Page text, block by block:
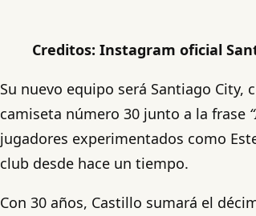
Creditos: Instagram oficial
Su nuevo equipo será Santiago
camiseta número 30 junto a la frase
jugadores experimentados como
club desde hace un tiempo.
Con 30 años, Castillo sumará el